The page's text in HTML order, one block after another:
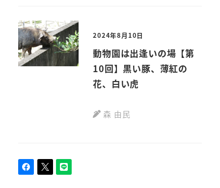
2024年8月10日
動物園は出逢いの場【第
10回】黒い豚、薄紅の
花、白い虎
森 由民